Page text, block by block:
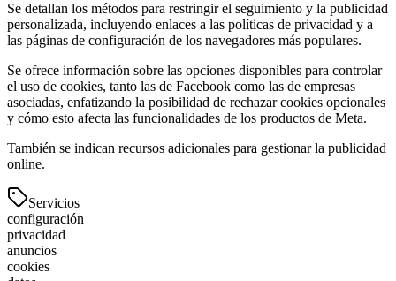
Se detallan los métodos para restringir el seguimiento y la publicidad
personalizada, incluyendo enlaces a las políticas de privacidad y a
las páginas de configuración de los navegadores más populares.
Se ofrece información sobre las opciones disponibles para controlar
el uso de cookies, tanto las de Facebook como las de empresas
asociadas, enfatizando la posibilidad de rechazar cookies opcionales
y cómo esto afecta las funcionalidades de los productos de Meta.
También se indican recursos adicionales para gestionar la publicidad
online.
Servicios
configuración
privacidad
anuncios
cookies